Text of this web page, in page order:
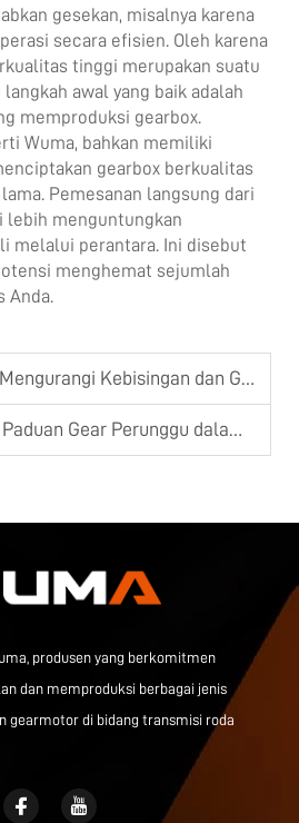
gesekan, misalnya karena
secara efisien. Oleh karena
tinggi merupakan suatu
awal yang baik adalah
memproduksi gearbox.
Wuma, bahkan memiliki
gearbox berkualitas
Pemesanan langsung dari
lebih menguntungkan
melalui perantara. Ini disebut
menghemat sejumlah
Anda.
Kebisingan dan Getaran pada Reduktor Gigi Industri
Perunggu dalam Manufaktur Reducer Cacing Berkualitas Tinggi
produsen yang berkomitmen
dan memproduksi berbagai jenis
gearmotor di bidang transmisi roda